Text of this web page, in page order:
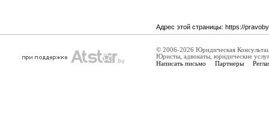
Адрес этой страницы: https://
© 2006-2026 Юридическая
Юристы, адвокаты, юридические
Написать письмо Партнеры